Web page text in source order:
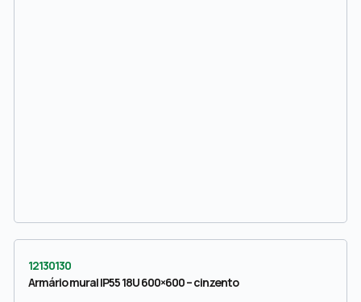
12130130
Armário mural IP55 18U 600×600 – cinzento